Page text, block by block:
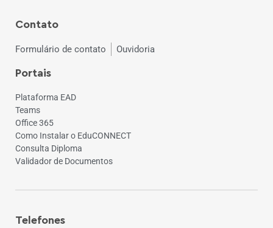
Contato
Formulário de contato Ouvidoria
Portais
Plataforma EAD
Teams
Office 365
Como Instalar o EduCONNECT
Consulta Diploma
Validador de Documentos
Telefones